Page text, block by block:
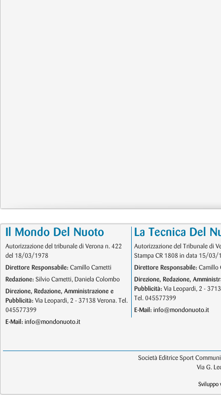
Il Mondo Del Nuoto
Autorizzazione del tribunale di Verona n. 422
del 18/03/1978
Direttore Responsabile: Camillo Cametti
Redazione: Silvio Cametti, Daniela Colombo
Direzione, Redazione, Amministrazione e
Pubblicità: Via Leopardi, 2 - 37138 Verona. Tel.
045577399
E-Mail: info@mondonuoto.it
La Tecnica Del
Autorizzazione del Tribunale di
Stampa CR 1808 in data 15/03/
Direttore Responsabile: Camillo
Direzione, Redazione,
Pubblicità: Via Leopardi, 2 -
Tel. 045577399
E-Mail: info@mondonuoto.it
Società Editrice Sport
Via G.
Sviluppo